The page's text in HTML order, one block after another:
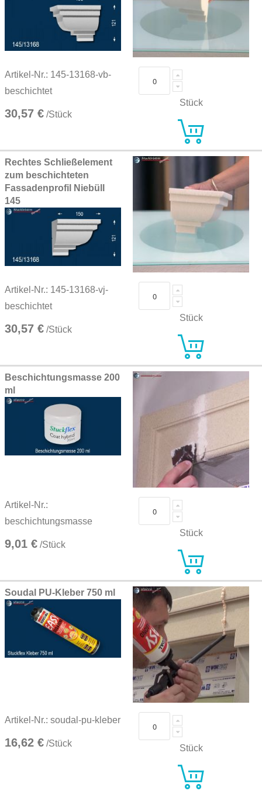
Artikel-Nr.: 145-13168-vb-
beschichtet
30,57 € /Stück
Stück
Rechtes Schließelement
zum beschichteten
Fassadenprofil Niebüll
145
Artikel-Nr.: 145-13168-vj-
beschichtet
30,57 € /Stück
Stück
Beschichtungsmasse 200
ml
Artikel-Nr.:
beschichtungsmasse
9,01 € /Stück
Stück
Soudal PU-Kleber 750 ml
Artikel-Nr.: soudal-pu-kleber
16,62 € /Stück Stück